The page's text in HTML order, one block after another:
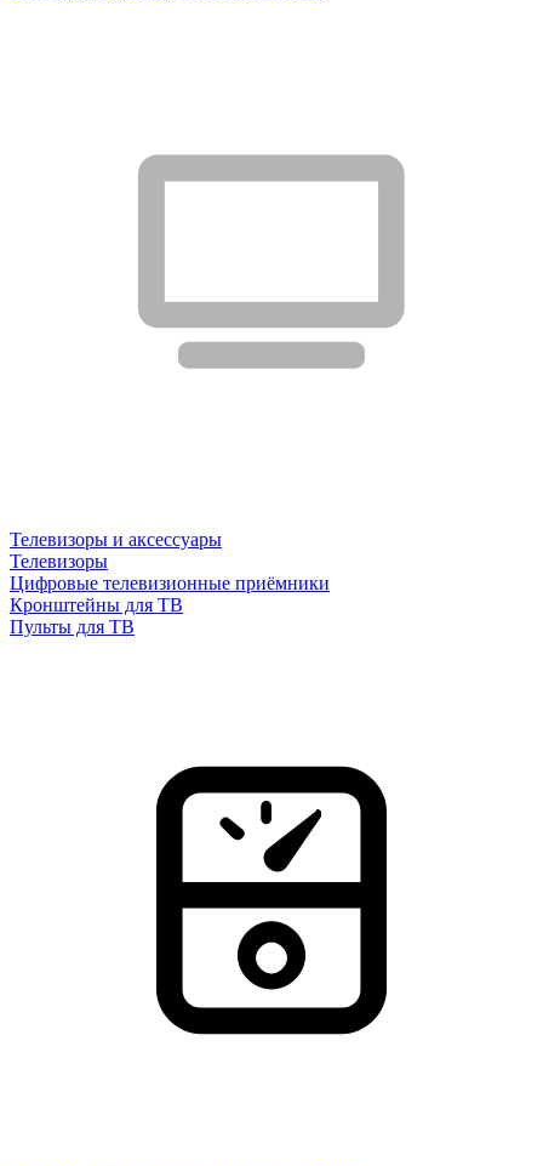
Телевизоры и аксессуары
Телевизоры
Цифровые телевизионные приёмники
Кронштейны для ТВ
Пульты для ТВ